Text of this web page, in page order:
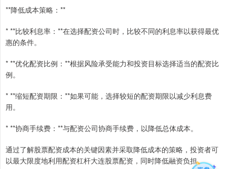
**降低成本策略：**
* **比较利息率：**在选择配资公司时，比较不同的利息率以获得最优
惠的条件。
* **优化配资比例：**根据风险承受能力和投资目标选择适当的配资比
例。
* **缩短配资期限：**如果可能，选择较短的配资期限以减少利息费
用。
* **协商手续费：**与配资公司协商手续费，以降低总体成本。
通过了解股票配资成本的关键因素并采取降低成本的策略，投资者可
以最大限度地利用配资杠杆大连股票配资，同时降低融资负担。